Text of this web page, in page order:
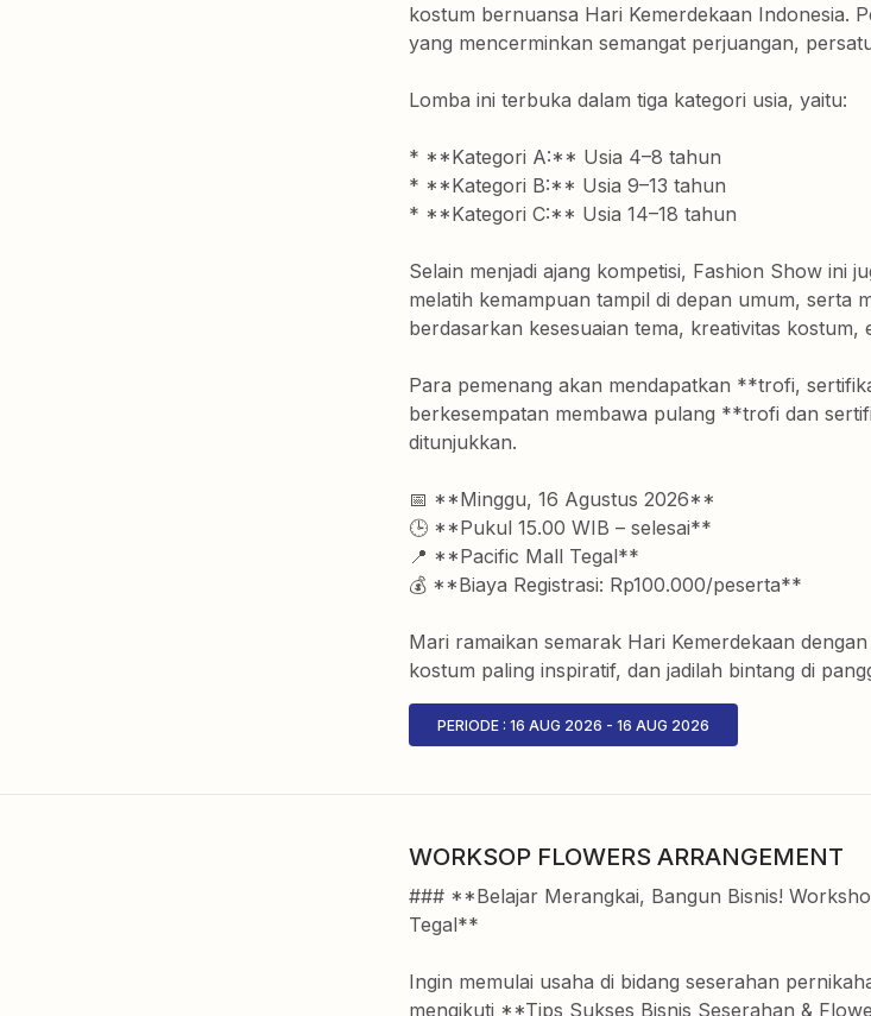
kostum bernuansa Hari Kemerdekaan Indonesia.
yang mencerminkan semangat perjuangan,
Lomba ini terbuka dalam tiga kategori usia, yaitu:
* **Kategori A:** Usia 4–8 tahun
* **Kategori B:** Usia 9–13 tahun
* **Kategori C:** Usia 14–18 tahun
Selain menjadi ajang kompetisi, Fashion Show ini
melatih kemampuan tampil di depan umum, serta
berdasarkan kesesuaian tema, kreativitas
Para pemenang akan mendapatkan **trofi,
berkesempatan membawa pulang **trofi dan
ditunjukkan.
📅 **Minggu, 16 Agustus 2026**
🕒 **Pukul 15.00 WIB – selesai**
📍 **Pacific Mall Tegal**
💰 **Biaya Registrasi: Rp100.000/peserta**
Mari ramaikan semarak Hari Kemerdekaan
kostum paling inspiratif, dan jadilah bintang di
PERIODE : 16 AUG 2026 - 16 AUG 2026
WORKSOP FLOWERS ARRANGEMENT
### **Belajar Merangkai, Bangun Bisnis!
Tegal**
Ingin memulai usaha di bidang seserahan
mengikuti **Tips Sukses Bisnis Seserahan &